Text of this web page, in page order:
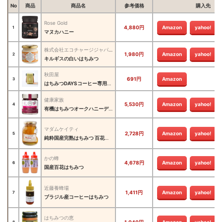
No 商品 商品名 参考価格 購入先
1
Rose Gold
マヌカハニー
4,880円 Amazon yahoo!
2
株式会社エコチャージジャパン
キルギスの白いはちみつ
1,980円 Amazon yahoo!
3
秋田屋
はちみつDAYSコーヒー専用はちみつ珈琲
691円 Amazon
4
健康家族
有機はちみつオークハニーデュー
5,530円 Amazon yahoo!
5
マダムケイティ
純粋国産完熟はちみつ 百花蜜 Megumi
2,728円 Amazon yahoo!
6
かの蜂
国産百花はちみつ
4,678円 Amazon yahoo!
7
近藤養蜂場
ブラジル産コーヒーはちみつ
1,411円 Amazon yahoo!
はちみつの恵